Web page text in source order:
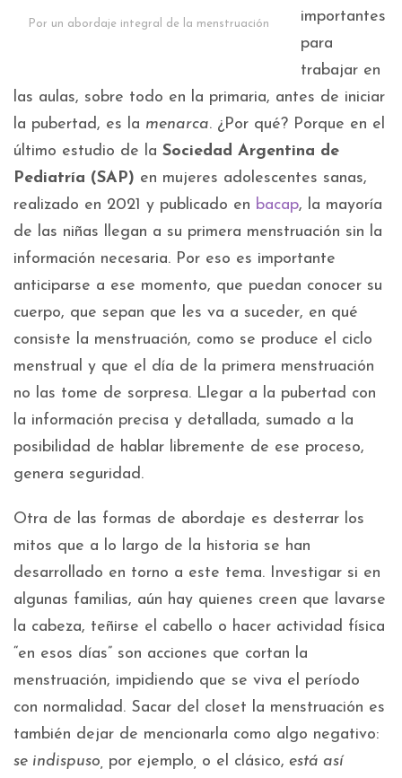
Por un abordaje integral de la menstruación
importantes
para
trabajar en
las aulas, sobre todo en la primaria, antes de iniciar
la pubertad, es la menarca. ¿Por qué? Porque en el
último estudio de la Sociedad Argentina de
Pediatría (SAP) en mujeres adolescentes sanas,
realizado en 2021 y publicado en bacap, la mayoría
de las niñas llegan a su primera menstruación sin la
información necesaria. Por eso es importante
anticiparse a ese momento, que puedan conocer su
cuerpo, que sepan que les va a suceder, en qué
consiste la menstruación, como se produce el ciclo
menstrual y que el día de la primera menstruación
no las tome de sorpresa. Llegar a la pubertad con
la información precisa y detallada, sumado a la
posibilidad de hablar libremente de ese proceso,
genera seguridad.
Otra de las formas de abordaje es desterrar los
mitos que a lo largo de la historia se han
desarrollado en torno a este tema. Investigar si en
algunas familias, aún hay quienes creen que lavarse
la cabeza, teñirse el cabello o hacer actividad física
“en esos días” son acciones que cortan la
menstruación, impidiendo que se viva el período
con normalidad. Sacar del closet la menstruación es
también dejar de mencionarla como algo negativo:
se indispuso, por ejemplo o el clásico, está así